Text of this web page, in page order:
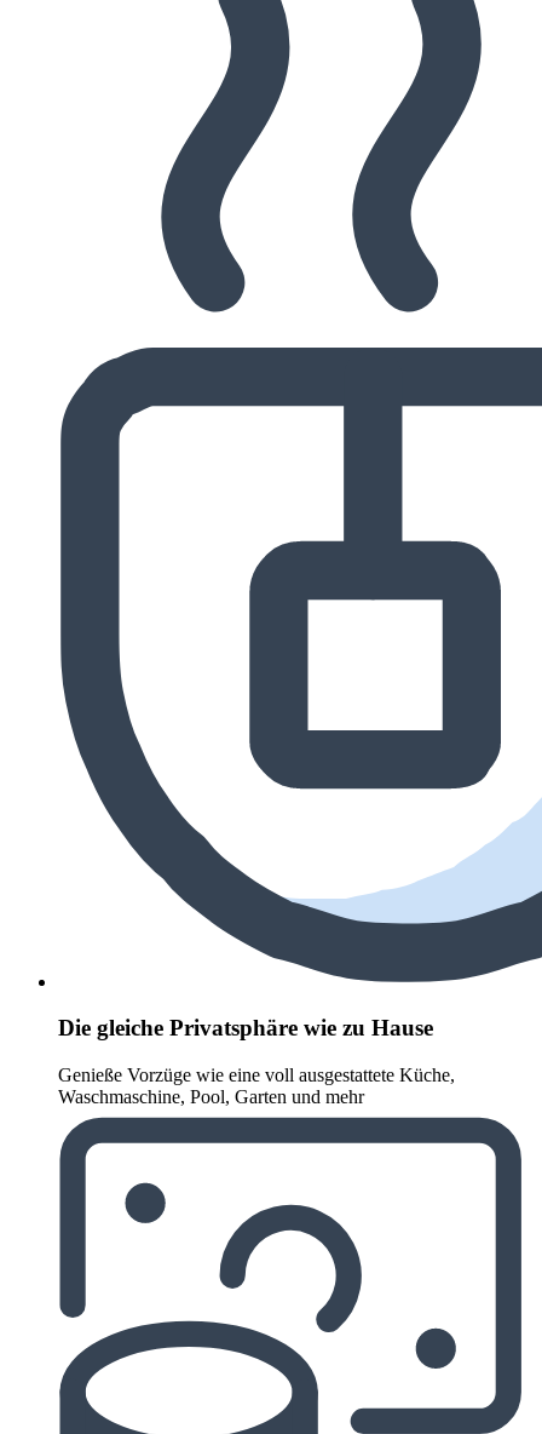
Die gleiche Privatsphäre wie zu Hause
Genieße Vorzüge wie eine voll ausgestattete Küche,
Waschmaschine, Pool, Garten und mehr